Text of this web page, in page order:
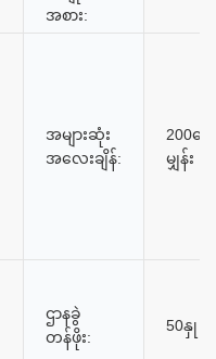
အစား:
အများဆုံး
အလေးချိန်:
200
မျှန်း
ဌာနခွဲ
တန်ဖိုး:
50နှု